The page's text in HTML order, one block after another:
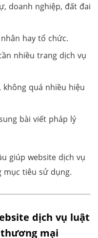
doanh nghiệp, đất đai
nhân hay tổ chức.
nhiều trang dịch vụ
không quá nhiều hiệu
bài viết pháp lý
giúp website dịch vụ
mục tiêu sử dụng.
dịch vụ luật
mại